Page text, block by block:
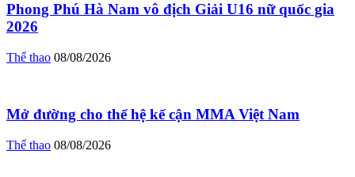
Phong Phú Hà Nam vô địch Giải U16 nữ quốc gia
2026
Thể thao 08/08/2026
Mở đường cho thế hệ kế cận MMA Việt Nam
Thể thao 08/08/2026